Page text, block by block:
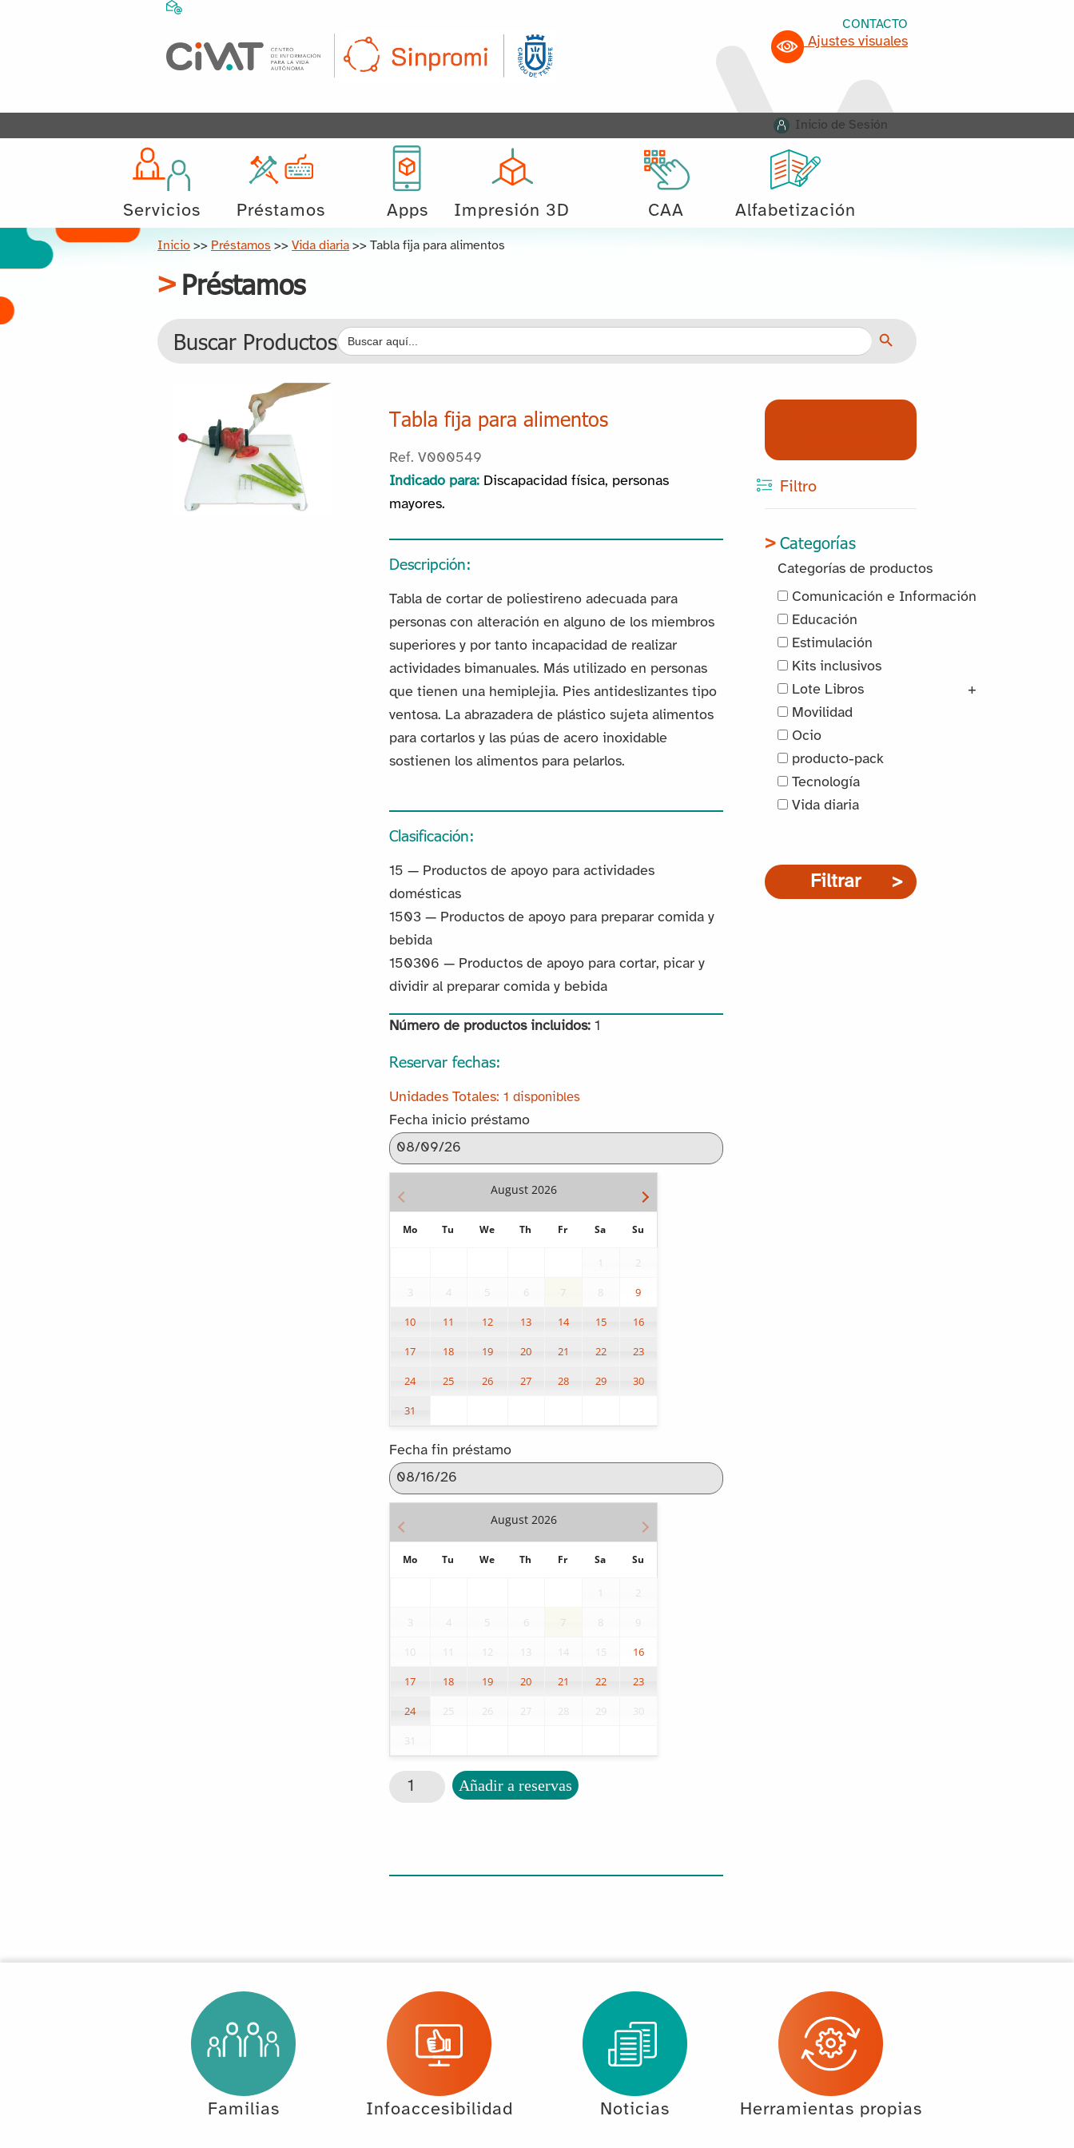
CONTACTO
Ajustes visuales
Inicio de Sesión
Servicios Préstamos Apps Impresión 3D CAA Alfabetización
Inicio >> Préstamos >> Vida diaria >> Tabla fija para alimentos
Préstamos
Buscar ProductosBuscar: Botón de búsqueda
Tabla fija para alimentos
Ref. V000549
Indicado para: Discapacidad física, personas
mayores.
Descripción:
Tabla de cortar de poliestireno adecuada para
personas con alteración en alguno de los miembros
superiores y por tanto incapacidad de realizar
actividades bimanuales. Más utilizado en personas
que tienen una hemiplejia. Pies antideslizantes tipo
ventosa. La abrazadera de plástico sujeta alimentos
para cortarlos y las púas de acero inoxidable
sostienen los alimentos para pelarlos.
Clasificación:
15 — Productos de apoyo para actividades
domésticas
1503 — Productos de apoyo para preparar comida y
bebida
150306 — Productos de apoyo para cortar, picar y
dividir al preparar comida y bebida
Número de productos incluidos:1
Reservar fechas:
1 disponibles
Fecha inicio préstamo
August 2026
Mo Tu We Th Fr Sa Su
2
3 4 5 6 7 8 9
10 11 12 13 14 15 16
17 18 19 20 21 22 23
24 25 26 27 28 29 30
31
Fecha fin préstamo
August 2026
Mo Tu We Th Fr Sa Su
2
3 4 5 6 7 8 9
10 12 13 14 15 16
17 18 19 20 21 22 23
24 25 26 27 28 29 30
31
Tabla fija para alimentos cantidad
Añadir a reservas
Filtro
Categorías
Categorías de productos
Comunicación e Información
Educación
Estimulación
Kits inclusivos
Lote Libros
+
Movilidad
Ocio
producto-pack
Tecnología
Vida diaria
Filtrar
Familias Infoaccesibilidad Noticias Herramientas propias